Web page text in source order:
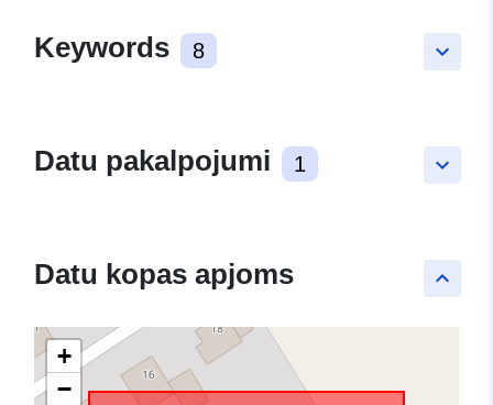
keyboard_arrow_down
Keywords 8
keyboard_arrow_down
Datu pakalpojumi 1
keyboard_arrow_up
Datu kopas apjoms
+
−